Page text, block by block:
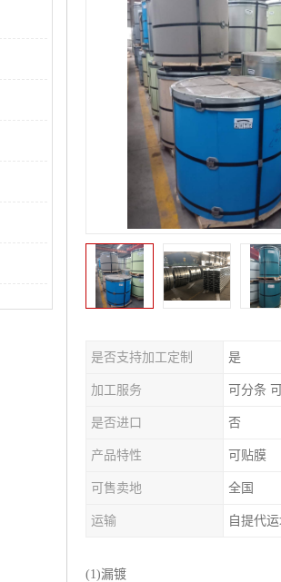
是否支持加工定制 是
加工服务 可分条
是否进口 否
产品特性 可贴膜
可售卖地 全国
运输 自提代运
(1)漏镀